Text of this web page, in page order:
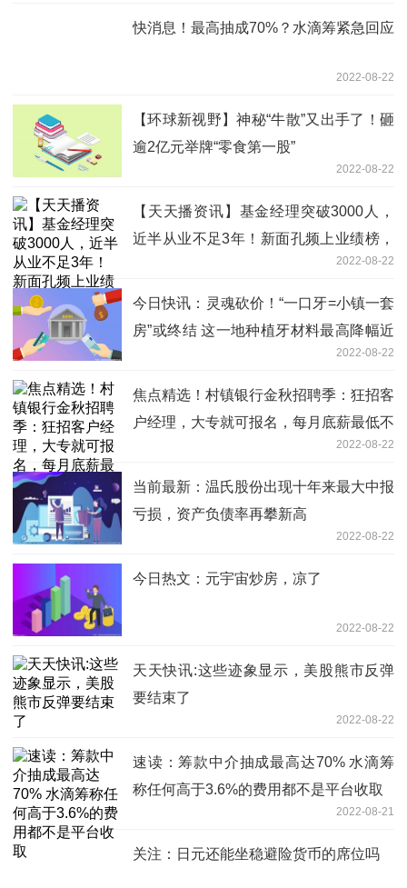
快消息！最高抽成70%？水滴筹紧急回应
2022-08-22
【环球新视野】神秘“牛散”又出手了！砸
逾2亿元举牌“零食第一股”
2022-08-22
【天天播资讯】基金经理突破3000人，
近半从业不足3年！新面孔频上业绩榜，
2022-08-22
今日快讯：灵魂砍价！“一口牙=小镇一套
房”或终结 这一地种植牙材料最高降幅近
2022-08-22
焦点精选！村镇银行金秋招聘季：狂招客
户经理，大专就可报名，每月底薪最低不
2022-08-22
当前最新：温氏股份出现十年来最大中报
亏损，资产负债率再攀新高
2022-08-22
今日热文：元宇宙炒房，凉了
2022-08-22
天天快讯:这些迹象显示，美股熊市反弹
要结束了
2022-08-22
速读：筹款中介抽成最高达70% 水滴筹
称任何高于3.6%的费用都不是平台收取
2022-08-21
关注：日元还能坐稳避险货币的席位吗